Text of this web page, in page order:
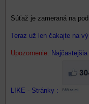
Súťaž je zameraná na
Teraz už len čakajte na
Upozornenie:
LIKE - Stránky :